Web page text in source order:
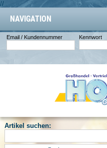
//
NAVIGATION
Email / Kundennummer Kennwort
Artikel suchen: